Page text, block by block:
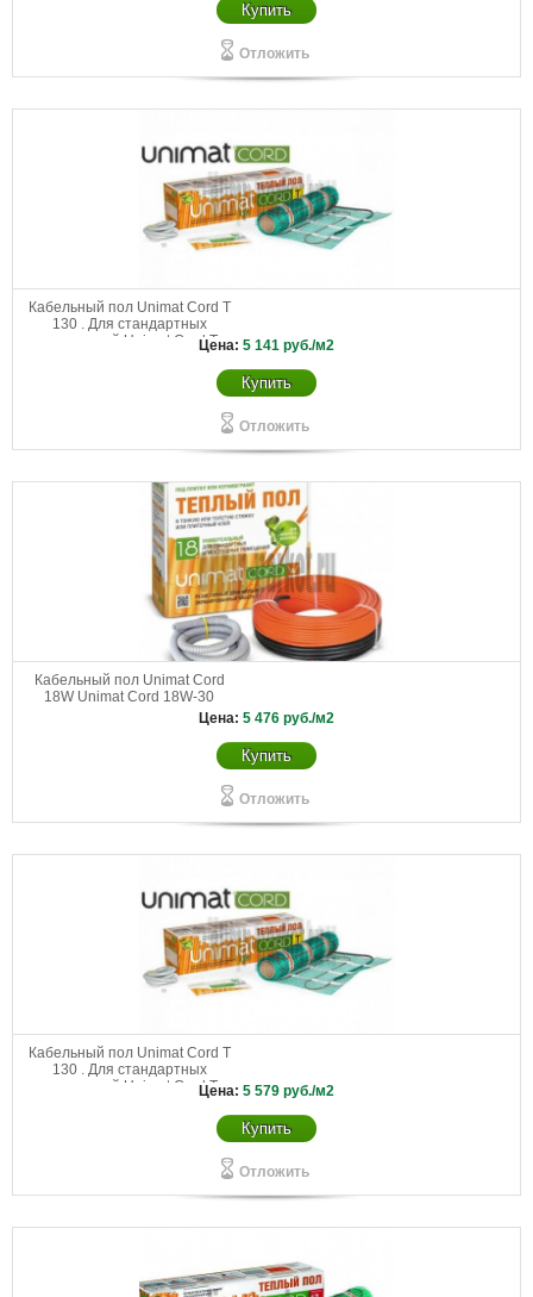
Купить
Отложить
Кабельный пол Unimat Cord T
130 . Для стандартных
помещений Unimat Cord ТЦена: 5 141 руб./м2
Купить
Отложить
Кабельный пол Unimat Cord
18W Unimat Cord 18W-30
Цена: 5 476 руб./м2
Купить
Отложить
Кабельный пол Unimat Cord T
130 . Для стандартных
помещений Unimat Cord ТЦена: 5 579 руб./м2
Купить
Отложить